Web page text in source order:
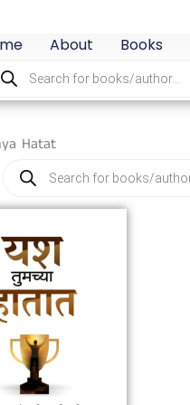
About Books
Hatat
search